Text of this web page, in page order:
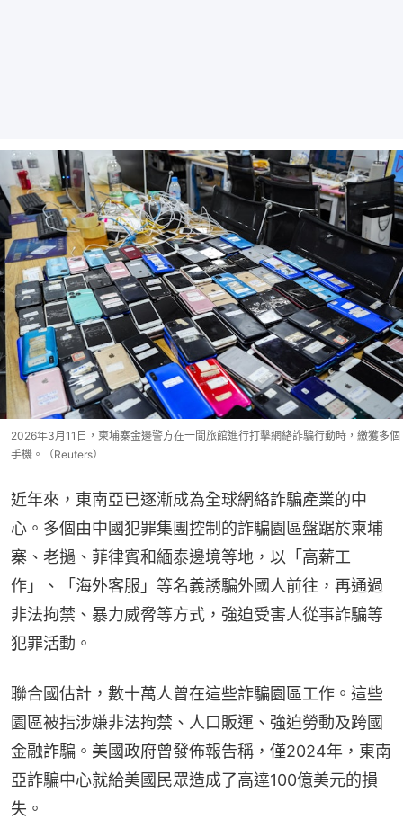
2026年3月11日，柬埔寨金邊警方在一間旅館進行打擊網絡詐騙行動時，繳獲多個
手機。（Reuters）
近年來，東南亞已逐漸成為全球網絡詐騙產業的中
心。多個由中國犯罪集團控制的詐騙園區盤踞於柬埔
寨、老撾、菲律賓和緬泰邊境等地，以「高薪工
作」、「海外客服」等名義誘騙外國人前往，再通過
非法拘禁、暴力威脅等方式，強迫受害人從事詐騙等
犯罪活動。
聯合國估計，數十萬人曾在這些詐騙園區工作。這些
園區被指涉嫌非法拘禁、人口販運、強迫勞動及跨國
金融詐騙。美國政府曾發佈報告稱，僅2024年，東南
亞詐騙中心就給美國民眾造成了高達100億美元的損
失。